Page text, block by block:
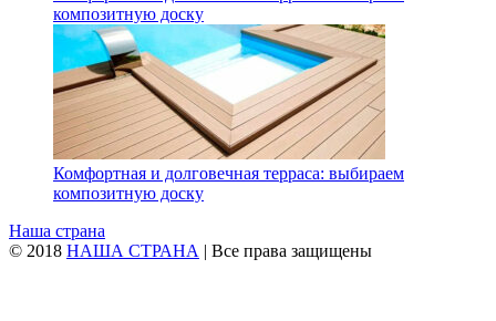
композитную доску
Комфортная и долговечная терраса: выбираем
композитную доску
Наша страна
© 2018 НАША СТРАНА | Все права защищены